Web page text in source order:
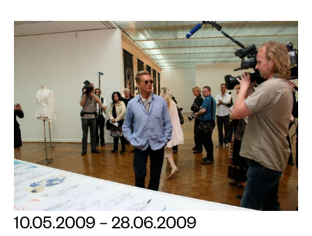
10.05.2009 – 28.06.2009